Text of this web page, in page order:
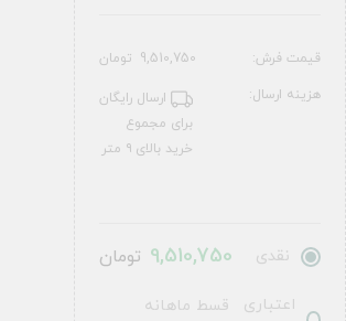
قیمت فرش: 9,510,750 تومان
هزینه ارسال:
ارسال رایگان
برای مجموع
خرید بالای ۹ متر
نقدی 9,510,750 تومان
اعتباری
قسط ماهانه